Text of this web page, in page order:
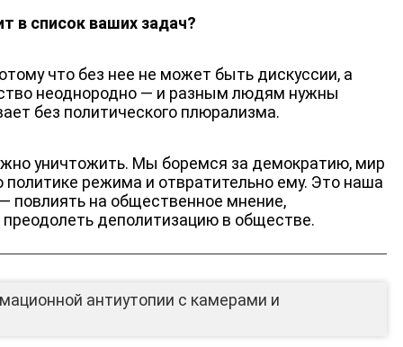
в список ваших задач?
что без нее не может быть дискуссии, а
неоднородно — и разным людям нужны
без политического плюрализма.
уничтожить. Мы боремся за демократию, мир
режима и отвратительно ему. Это наша
повлиять на общественное мнение,
деполитизацию в обществе.
антиутопии с камерами и